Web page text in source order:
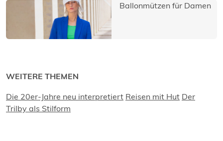
Ballonmützen für Damen
WEITERE THEMEN
Die 20er-Jahre neu interpretiert Reisen mit Hut Der
Trilby als Stilform